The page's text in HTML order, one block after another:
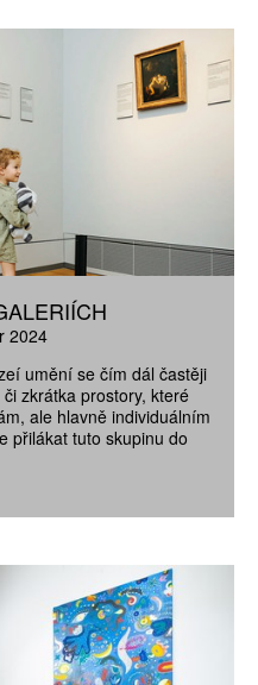
2024
umění se čím dál častěji
zkrátka prostory, které
ale hlavně individuálním
přilákat tuto skupinu do